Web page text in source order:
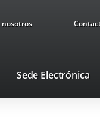
nosotros
Sede Electrónica